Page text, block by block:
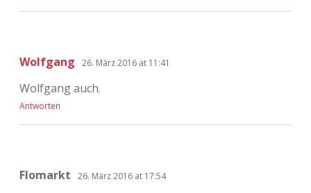
Wolfgang 26. März 2016 at 11:41
Wolfgang auch.
Antworten
Flomarkt 26. März 2016 at 17:54